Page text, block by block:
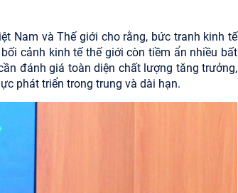
Nam và Thế giới cho rằng, bức tranh kinh tế
cảnh kinh tế thế giới còn tiềm ẩn nhiều bất
đánh giá toàn diện chất lượng tăng trưởng,
phát triển trong trung và dài hạn.